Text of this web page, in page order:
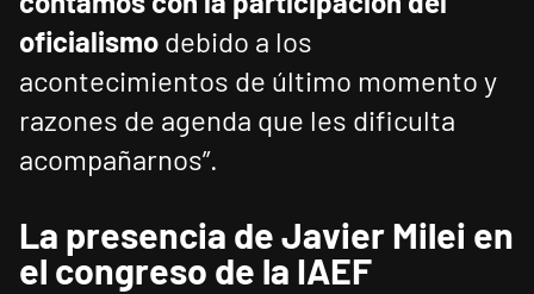
oficialismo debido a los
acontecimientos de último momento y
razones de agenda que les dificulta
acompañarnos”.
La presencia de Javier Milei en
el congreso de la IAEF